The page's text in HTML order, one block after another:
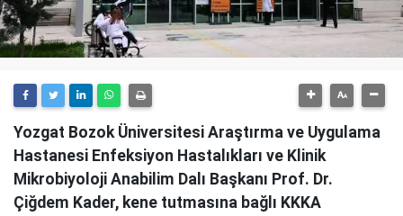
Yozgat Bozok Üniversitesi Araştırma ve Uygulama
Hastanesi Enfeksiyon Hastalıkları ve Klinik
Mikrobiyoloji Anabilim Dalı Başkanı Prof. Dr.
Çiğdem Kader, kene tutmasına bağlı KKKA